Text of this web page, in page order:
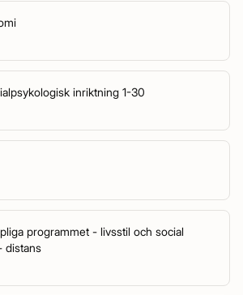
inriktning 1-30
programmet - livsstil och social
distans